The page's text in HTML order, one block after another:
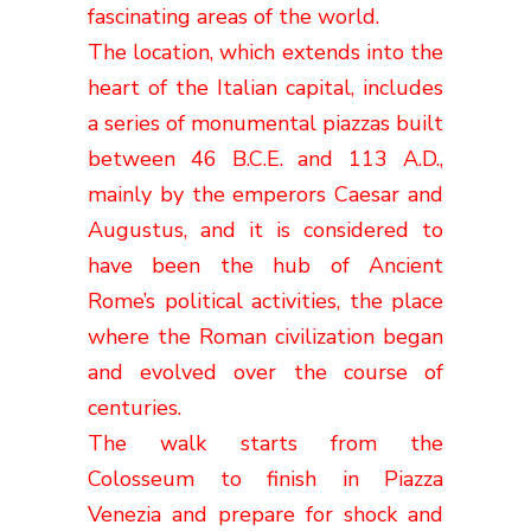
fascinating areas of the world.
The location, which extends into the
heart of the Italian capital, includes
a series of monumental piazzas built
between 46 B.C.E. and 113 A.D.,
mainly by the emperors Caesar and
Augustus, and it is considered to
have been the hub of Ancient
Rome’s political activities, the place
where the Roman civilization began
and evolved over the course of
centuries.
The walk starts from the
Colosseum to finish in Piazza
Venezia and prepare for shock and